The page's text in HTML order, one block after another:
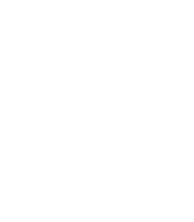
d'usuari